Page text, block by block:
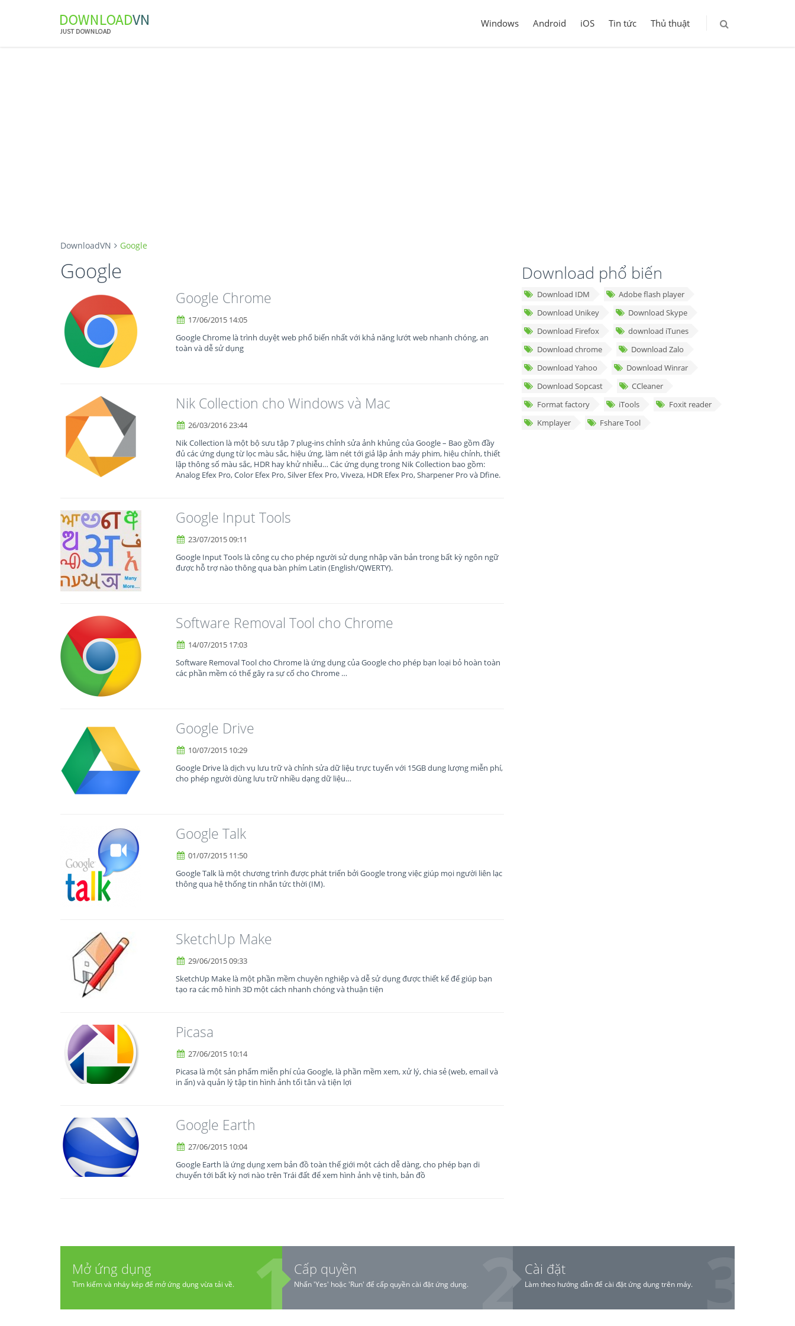
Windows Android iOS Tin tức Thủ thuật
DownloadVN Google
Google
Google Chrome
17/06/2015 14:05
Google Chrome là trình duyệt web phổ biến nhất với khả năng lướt web nhanh chóng, an
toàn và dễ sử dụng
Nik Collection cho Windows và Mac
26/03/2016 23:44
Nik Collection là một bộ sưu tập 7 plug-ins chỉnh sửa ảnh khủng của Google – Bao gồm đầy
đủ các ứng dụng từ lọc màu sắc, hiệu ứng, làm nét tới giả lập ảnh máy phim, hiệu chỉnh, thiết
lập thông số màu sắc, HDR hay khử nhiễu… Các ứng dụng trong Nik Collection bao gồm:
Analog Efex Pro, Color Efex Pro, Silver Efex Pro, Viveza, HDR Efex Pro, Sharpener Pro và Dfine.
Google Input Tools
23/07/2015 09:11
Google Input Tools là công cụ cho phép người sử dụng nhập văn bản trong bất kỳ ngôn ngữ
được hỗ trợ nào thông qua bàn phím Latin (English/QWERTY).
Software Removal Tool cho Chrome
14/07/2015 17:03
Software Removal Tool cho Chrome là ứng dụng của Google cho phép bạn loại bỏ hoàn toàn
các phần mềm có thể gây ra sự cố cho Chrome …
Google Drive
10/07/2015 10:29
Google Drive là dịch vụ lưu trữ và chỉnh sửa dữ liệu trực tuyến với 15GB dung lượng miễn phí,
cho phép người dùng lưu trữ nhiều dạng dữ liệu…
Google Talk
01/07/2015 11:50
Google Talk là một chương trình được phát triển bởi Google trong việc giúp mọi người liên lạc
thông qua hệ thống tin nhắn tức thời (IM).
SketchUp Make
29/06/2015 09:33
SketchUp Make là một phần mềm chuyên nghiệp và dễ sử dụng được thiết kế để giúp bạn
tạo ra các mô hình 3D một cách nhanh chóng và thuận tiện
Picasa
27/06/2015 10:14
Picasa là một sản phẩm miễn phí của Google, là phần mềm xem, xử lý, chia sẻ (web, email và
in ấn) và quản lý tập tin hình ảnh tối tân và tiện lợi
Google Earth
27/06/2015 10:04
Google Earth là ứng dụng xem bản đồ toàn thế giới một cách dễ dàng, cho phép bạn di
chuyển tới bất kỳ nơi nào trên Trái đất để xem hình ảnh vệ tinh, bản đồ
Download phổ biến
Download IDM
Adobe flash player
Download Unikey
Download Skype
Download Firefox
download iTunes
Download chrome
Download Zalo
Download Yahoo
Download Winrar
Download Sopcast
CCleaner
Format factory
iTools
Foxit reader
Kmplayer
Fshare Tool
Mở ứng dụng
Tìm kiếm và nháy kép để mở ứng dụng vừa tải về.
Cấp quyền
Nhấn 'Yes' hoặc 'Run' để cấp quyền cài đặt ứng dụng.
Cài đặt
Làm theo hướng dẫn để cài đặt ứng dụng trên máy.